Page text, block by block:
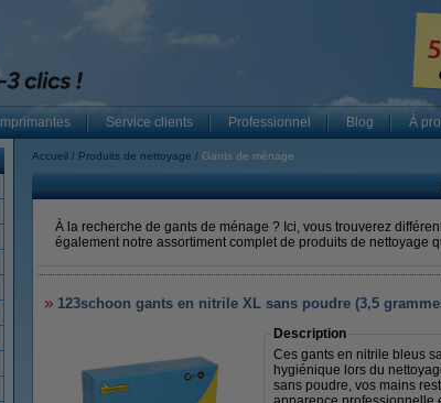
Imprimantes Service clients Professionnel Blog À
Accueil Produits de nettoyage Gants de ménage
À la recherche de gants de ménage ? Ici, vous trouverez
également notre assortiment complet de produits de nettoyage
123schoon gants en nitrile XL sans poudre (3,5
Description
Ces gants en nitrile bleus
hygiénique lors du
sans poudre, vos mains